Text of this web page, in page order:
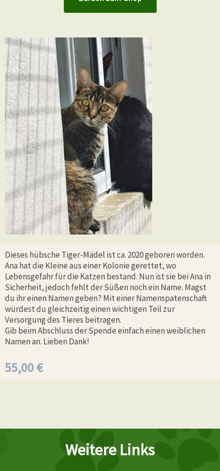
Dieses hübsche Tiger-Mädel ist ca. 2020 geboren worden.
Ana hat die Kleine aus einer Kolonie gerettet, wo
Lebensgefahr für die Katzen bestand. Nun ist sie bei Ana in
Sicherheit, jedoch fehlt der Süßen noch ein Name. Magst
du ihr einen Namen geben? Mit einer Namenspatenschaft
würdest du gleichzeitig einen wichtigen Teil zur
Versorgung des Tieres beitragen.
Gib beim Abschluss der Spende einfach einen weiblichen
Namen an. Lieben Dank!
55,00 €
Weitere Links